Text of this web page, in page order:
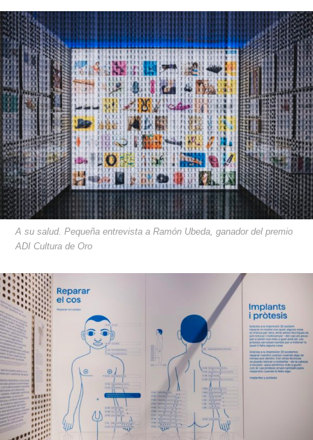
A su salud. Pequeña entrevista a Ramón Ubeda, ganador del premio
ADI Cultura de Oro